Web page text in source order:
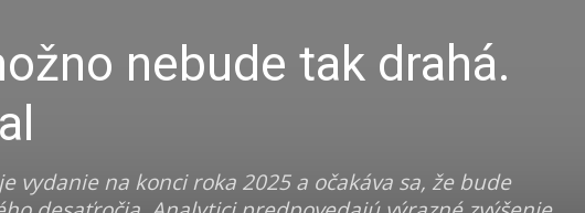
nebude tak drahá.
vydanie na konci roka 2025 a očakáva sa, že bude